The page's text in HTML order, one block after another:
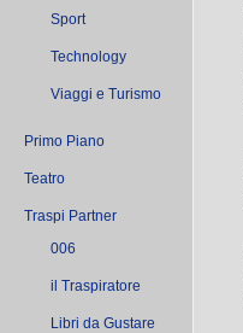
Sport
Technology
Viaggi e Turismo
Primo Piano
Teatro
Traspi Partner
006
il Traspiratore
Libri da Gustare